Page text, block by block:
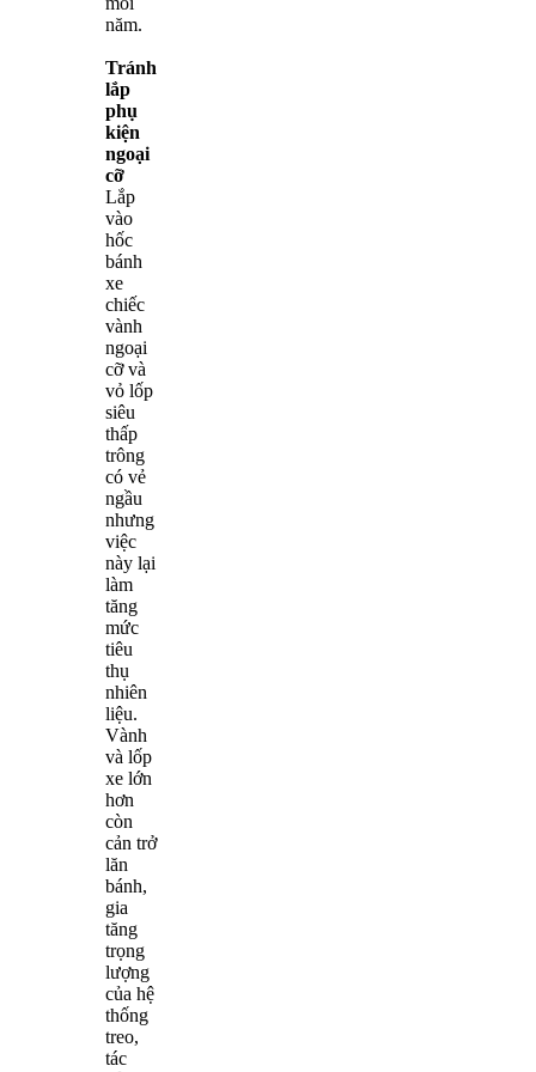
năm.
Tránh
lắp
phụ
kiện
ngoại
cỡ
Lắp
vào
hốc
bánh
xe
chiếc
vành
ngoại
cỡ và
vỏ lốp
siêu
thấp
trông
có vẻ
ngầu
nhưng
việc
này lại
làm
tăng
mức
tiêu
thụ
nhiên
liệu.
Vành
và lốp
xe lớn
hơn
còn
cản trở
lăn
bánh,
gia
tăng
trọng
lượng
của hệ
thống
treo,
tác